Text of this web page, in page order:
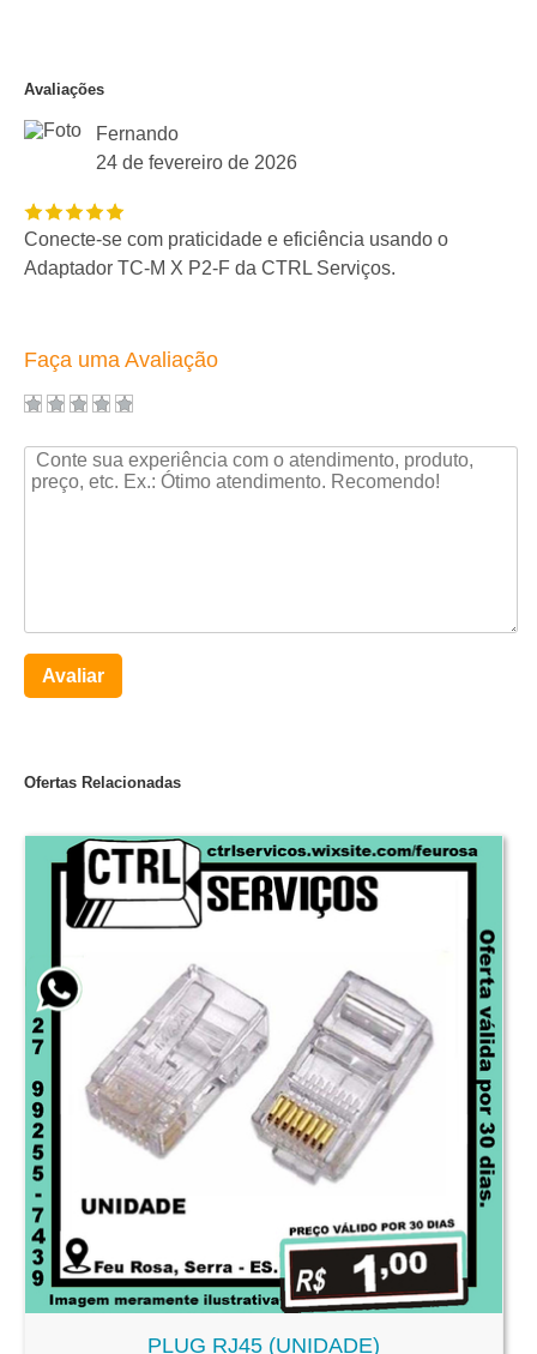
Avaliações
Fernando
24 de fevereiro de 2026
Conecte-se com praticidade e eficiência usando o
Adaptador TC-M X P2-F da CTRL Serviços.
Faça uma Avaliação
Avaliar
Ofertas Relacionadas
PLUG RJ45 (UNIDADE)